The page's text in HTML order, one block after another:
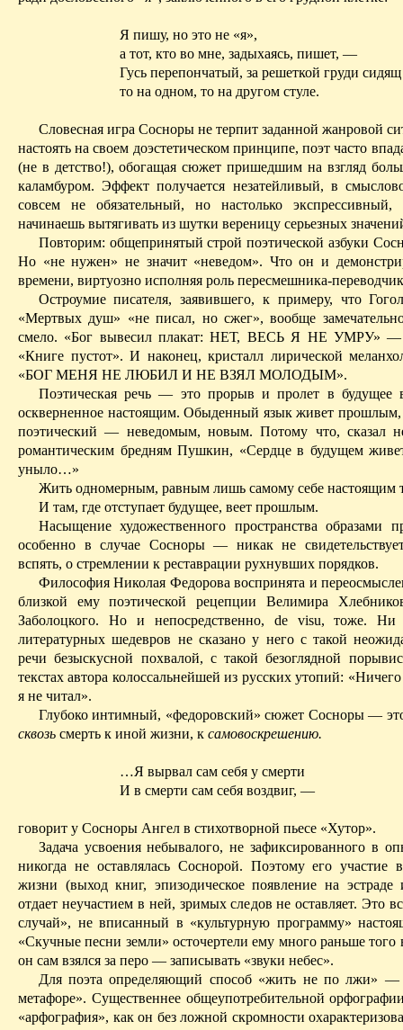
Я пишу, но это не «я»,
а тот, кто во мне, задыхаясь, пишет, —
Гусь перепончатый, за решеткой груди сидящ
то на одном, то на другом стуле.
Словесная игра Сосноры не терпит заданной жанровой
настоять на своем доэстетическом принципе, поэт часто
(не в детство!), обогащая сюжет пришедшим на взгляд
каламбуром. Эффект получается незатейливый, в
совсем не обязательный, но настолько экспрессивный,
начинаешь вытягивать из шутки вереницу серьезных
Повторим: общепринятый строй поэтической азбуки
Но «не нужен» не значит «неведом». Что он и
времени, виртуозно исполняя роль пересмешника-
Остроумие писателя, заявившего, к примеру, что
«Мертвых душ» «не писал, но сжег», вообще
смело. «Бог вывесил плакат: НЕТ, ВЕСЬ Я НЕ УМРУ» —
«Книге пустот». И наконец, кристалл лирической
«БОГ МЕНЯ НЕ ЛЮБИЛ И НЕ ВЗЯЛ МОЛОДЫМ».
Поэтическая речь — это прорыв и пролет в будущее
оскверненное настоящим. Обыденный язык живет прошлым,
поэтический — неведомым, новым. Потому что, сказал
романтиче­ским бредням Пушкин, «Сердце в будущем
уныло…»
Жить одномерным, равным лишь самому себе настоящим
И там, где отступает будущее, веет прошлым.
Насыщение художественного пространства
особенно в случае Сосноры — никак не
вспять, о стремлении к реставрации рухнувших порядков.
Философия Николая Федорова воспринята и
близкой ему поэтической рецепции Велимира
Заболоцкого. Но и непосредственно, de visu, тоже.Ни
литературных шедевров не сказано у него с такой
речи безыскусной похвалой, с такой безоглядной
текстах автора колоссальнейшей из русских утопий:
я не читал».
Глубоко интимный, «федоровский» сюжет Сосноры —
сквозь смерть к иной жизни, к самовоскрешению.
…Я вырвал сам себя у смерти
И в смерти сам себя воздвиг, —
говорит у Сосноры Ангел в стихотворной пьесе «Хутор».
Задача усвоения небывалого, не зафиксированного в
никогда не оставлялась Соснорой. Поэтому его участие
жизни (выход книг, эпизодическое появление на
отдает неучастием в ней, зримых следов не оставляет. Это
случай», не вписанный в «культурную программу»
«Скучные песни земли» осточертели ему много раньше того
он сам взялся за перо — записывать «звуки небес».
Для поэта определяющий способ «жить не по лжи» —
метафоре». Существеннее общеупотребительной
«арфография», как он без ложной скромности